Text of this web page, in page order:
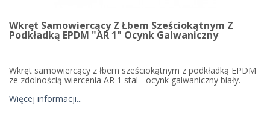
Wkręt Samowiercący Z Łbem Sześciokątnym Z
Podkładką EPDM "AR 1" Ocynk Galwaniczny
Wkręt samowiercący z łbem sześciokątnym z podkładką EPDM
ze zdolnością wiercenia AR 1 stal - ocynk galwaniczny biały.
Więcej informacji...